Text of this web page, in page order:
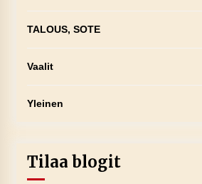
TALOUS, SOTE
Vaalit
Yleinen
Tilaa blogit